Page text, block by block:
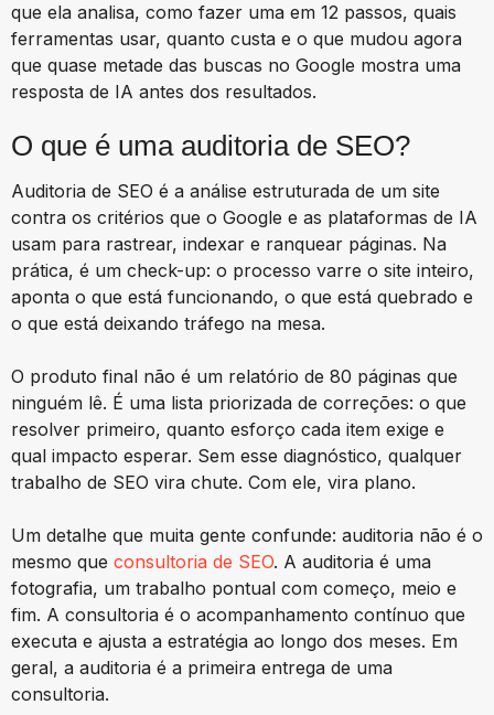
que ela analisa, como fazer uma em 12 passos, quais
ferramentas usar, quanto custa e o que mudou agora
que quase metade das buscas no Google mostra uma
resposta de IA antes dos resultados.
O que é uma auditoria de SEO?
Auditoria de SEO é a análise estruturada de um site
contra os critérios que o Google e as plataformas de IA
usam para rastrear, indexar e ranquear páginas. Na
prática, é um check-up: o processo varre o site inteiro,
aponta o que está funcionando, o que está quebrado e
o que está deixando tráfego na mesa.
O produto final não é um relatório de 80 páginas que
ninguém lê. É uma lista priorizada de correções: o que
resolver primeiro, quanto esforço cada item exige e
qual impacto esperar. Sem esse diagnóstico, qualquer
trabalho de SEO vira chute. Com ele, vira plano.
Um detalhe que muita gente confunde: auditoria não é o
mesmo que consultoria de SEO. A auditoria é uma
fotografia, um trabalho pontual com começo, meio e
fim. A consultoria é o acompanhamento contínuo que
executa e ajusta a estratégia ao longo dos meses. Em
geral, a auditoria é a primeira entrega de uma
consultoria.